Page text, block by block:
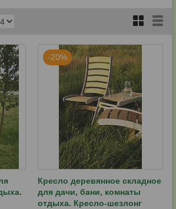
-20%
Кресло деревянное складное
для дачи, бани, комнаты
отдыха. Кресло-шезлонг